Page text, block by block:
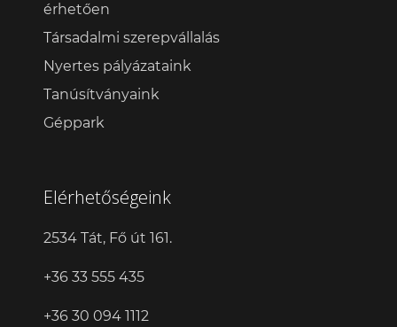
érhetően
Társadalmi szerepvállalás
Nyertes pályázataink
Tanúsítványaink
Géppark
Elérhetőségeink
2534 Tát, Fő út 161.
+36 33 555 435
+36 30 094 1112